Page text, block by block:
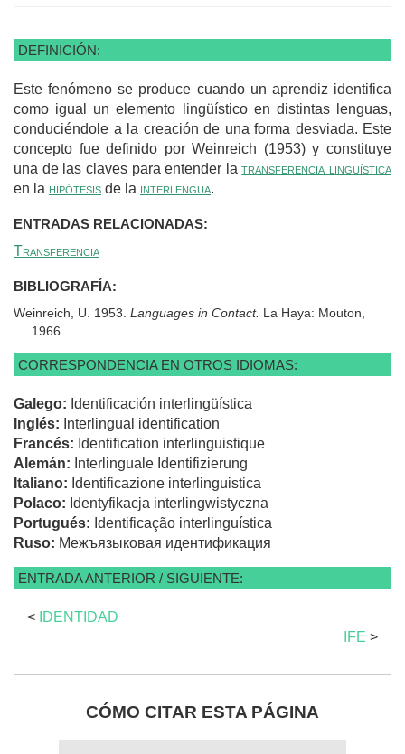
DEFINICIÓN:
Este fenómeno se produce cuando un aprendiz identifica
como igual un elemento lingüístico en distintas lenguas,
conduciéndole a la creación de una forma desviada. Este
concepto fue definido por Weinreich (1953) y constituye
una de las claves para entender latransferencia lingüística
en la hipótesis de la interlengua.
ENTRADAS RELACIONADAS:
Transferencia
BIBLIOGRAFÍA:
Weinreich, U. 1953. Languages in Contact. La Haya: Mouton,
1966.
CORRESPONDENCIA EN OTROS IDIOMAS:
Galego: Identificación interlingüística
Inglés: Interlingual identification
Francés: Identification interlinguistique
Alemán: Interlinguale Identifizierung
Italiano: Identificazione interlinguistica
Polaco: Identyfikacja interlingwistyczna
Portugués: Identificação interlinguística
Ruso: Межъязыковая идентификация
ENTRADA ANTERIOR / SIGUIENTE:
< IDENTIDAD
IFE >
CÓMO CITAR ESTA PÁGINA